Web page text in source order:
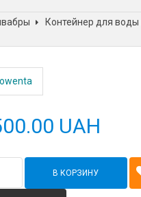
Контейнер для
UAH
В КОРЗИНУ